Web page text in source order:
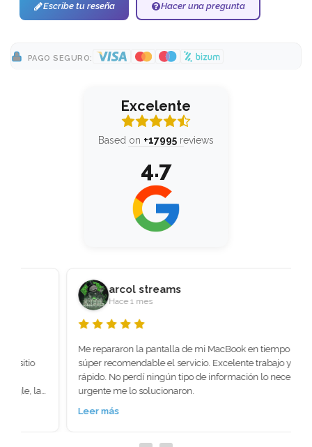
Escribe tu reseña Hacer una pregunta
PAGO SEGURO:
Excelente
Based on +17995 reviews
4.7
arcol streams
Hace 1 mes
Me repararon la pantalla de mi MacBook en tiempo récord
súper recomendable el servicio. Excelente trabajo y super
rápido. No perdí ningún tipo de información lo necesitaba
urgente me lo solucionaron.